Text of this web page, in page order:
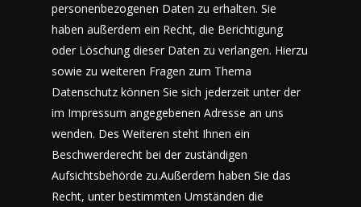
personenbezogenen Daten zu erhalten. Sie
haben außerdem ein Recht, die Berichtigung
oder Löschung dieser Daten zu verlangen. Hierzu
sowie zu weiteren Fragen zum Thema
Datenschutz können Sie sich jederzeit unter der
im Impressum angegebenen Adresse an uns
wenden. Des Weiteren steht Ihnen ein
Beschwerderecht bei der zuständigen
Aufsichtsbehörde zu.Außerdem haben Sie das
Recht, unter bestimmten Umständen die